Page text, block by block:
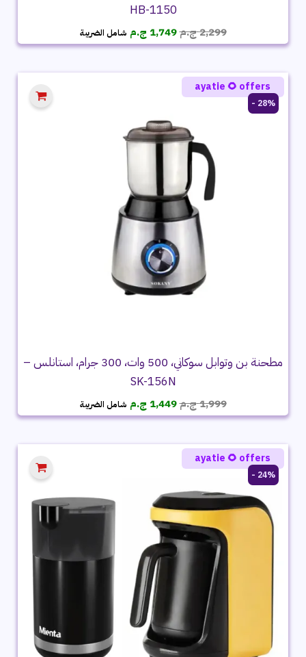
HB-1150
2,299ج.مالسعر
الأصلي
2,299 ج.م.
1,749 ج.م السعر
الحالي
1,749 ج.م.
شامل الضريبة
28% -
مطحنة بن وتوابل سوكاني، 500 وات، 300 جرام، استانلس –
SK-156N
1,999ج.مالسعر
الأصلي
1,999 ج.م.
1,449 ج.م السعر
الحالي
1,449 ج.م.
شامل الضريبة
ayatie 🌻 offers
24% -
ayatie 🌻 offers